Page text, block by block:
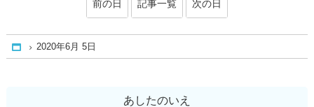
前の日 記事一覧 次の日
Home
2020年6月 5日
あしたのいえ